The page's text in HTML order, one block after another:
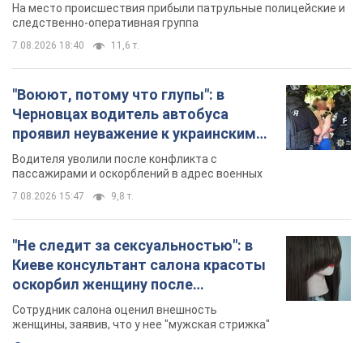
Видео
пассажирами и оскорблений в адрес военных
"Не следит за сексуальностью": в
Киеве консультант салона красоты
оскорбил женщину после
химиотерапии, разгорелся скандал.
Фото
женщины, заявив, что у нее "мужская стрижка"